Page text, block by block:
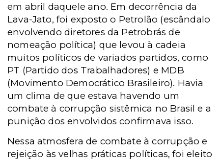
em abril daquele ano. Em decorrência da
Lava-Jato, foi exposto o Petrolão (escândalo
envolvendo diretores da Petrobrás de
nomeação política) que levou à cadeia
muitos políticos de variados partidos, como
PT (Partido dos Trabalhadores) e MDB
(Movimento Democrático Brasileiro). Havia
um clima de que estava havendo um
combate à corrupção sistêmica no Brasil e a
punição dos envolvidos confirmava isso.
Nessa atmosfera de combate à corrupção e
rejeição às velhas práticas políticas, foi eleito